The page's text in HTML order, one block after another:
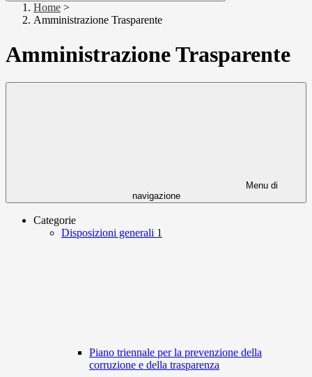
Home >
Amministrazione Trasparente
Amministrazione Trasparente
Menu di
navigazione
Categorie
Disposizioni generali 1
Piano triennale per la prevenzione della
corruzione e della trasparenza